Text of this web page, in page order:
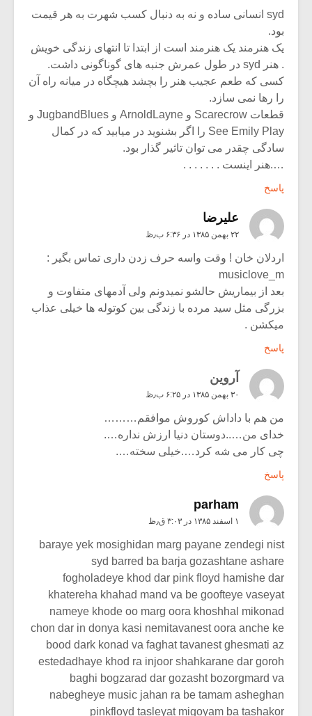
syd انسانی ساده و نه به دنبال کسب شهرت به هر قیمت
بود.
یک هنرمند یک هنرمند است از ابتدا تا انتهای زندگی خویش
. هنر syd در طول عمرش جنبه های گوناگونی داشت.
کسی که طعم عجیب هنر را بچشد هیچگاه در میانه راه آن
را رها نمی سازد.
قطعات Scarecrow و ArnoldLayne و JugbandBlues و
See Emily Play را اگر بشنوید در میابید که در کمال
سادگی چقدر می توان تاثیر گذار بود.
….هنر اینست . . . . . . .
پاسخ
علیرضا
۲۲ بهمن ۱۳۸۵ در ۶:۳۶ ب٫ظ
اردلان خان ! وقت واسه حرف زدن داری تماس بگیر :
musiclove_m
بعد از بیماریش حالشو نمیدونم ولی آدمهای متفاوت و
بزرگی مثل سید مرده با زندگی بین کوتوله ها خیلی عذاب
میکشن .
پاسخ
آروین
۳۰ بهمن ۱۳۸۵ در ۶:۲۵ ب٫ظ
من هم با داداش کوروش موافقم………
خدای من…..دوستان دنیا ارزش نداره….
چی کار می شه کرد….خیلی سخته….
پاسخ
parham
۱ اسفند ۱۳۸۵ در ۳:۰۳ ق٫ظ
baraye yek mosighidan marg payane zendegi nist
syd barred ba barja gozashtane ashare
fogholadeye khod dar pink floyd hamishe dar
khatereha khahad mand va be goofteye vaseyat
nameye khode oo marg oora khoshhal mikonad
chon dar in donya kasi nemitavanest oora anche ke
bood dark konad va faghat tavanest ghesmati az
estedadhaye khod ra injoor shahkarane dar goroh
baghi bogzarad dar gozasht bozorgmard va
nabegheye music jahan ra be tamam asheghan
pinkfloyd tasleyat migoyam ba tashakor